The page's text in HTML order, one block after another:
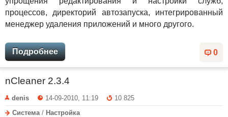
процессов, директорий автозапуска, интегрированный
менеджер удаления приложений и много другого.
0
Подробнее
nCleaner 2.3.4
denis 14-09-2010, 11:19
10 825
Система/ Настройка